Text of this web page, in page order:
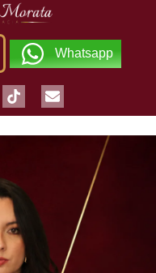
Whatsapp